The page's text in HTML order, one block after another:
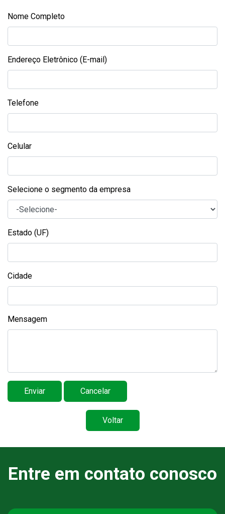
Nome Completo
Endereço Eletrônico (E-mail)
Telefone
Celular
Selecione o segmento da empresa
Estado (UF)
Cidade
Mensagem
Voltar
Entre em contato conosco